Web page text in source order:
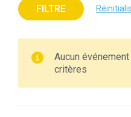
FILTRE
Aucun
critères